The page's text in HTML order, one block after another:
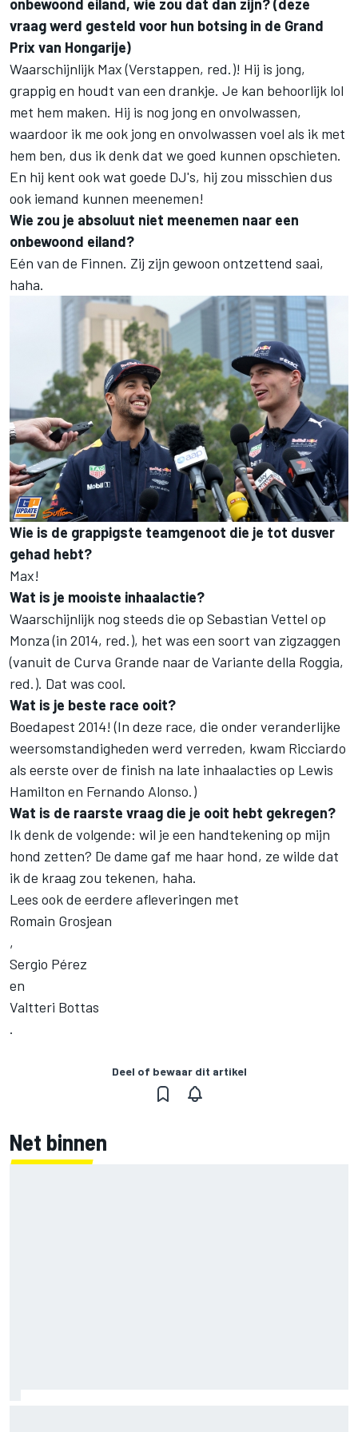
onbewoond eiland, wie zou dat dan zijn? (deze
vraag werd gesteld voor hun botsing in de Grand
Prix van Hongarije)
Waarschijnlijk Max (Verstappen, red.)! Hij is jong,
grappig en houdt van een drankje. Je kan behoorlijk lol
met hem maken. Hij is nog jong en onvolwassen,
waardoor ik me ook jong en onvolwassen voel als ik met
hem ben, dus ik denk dat we goed kunnen opschieten.
En hij kent ook wat goede DJ's, hij zou misschien dus
ook iemand kunnen meenemen!
Wie zou je absoluut niet meenemen naar een
onbewoond eiland?
Eén van de Finnen. Zij zijn gewoon ontzettend saai,
haha.
Wie is de grappigste teamgenoot die je tot dusver
gehad hebt?
Max!
Wat is je mooiste inhaalactie?
Waarschijnlijk nog steeds die op Sebastian Vettel op
Monza (in 2014, red.), het was een soort van zigzaggen
(vanuit de Curva Grande naar de Variante della Roggia,
red.). Dat was cool.
Wat is je beste race ooit?
Boedapest 2014! (In deze race, die onder veranderlijke
weersomstandigheden werd verreden, kwam Ricciardo
als eerste over de finish na late inhaalacties op Lewis
Hamilton en Fernando Alonso.)
Wat is de raarste vraag die je ooit hebt gekregen?
Ik denk de volgende: wil je een handtekening op mijn
hond zetten? De dame gaf me haar hond, ze wilde dat
ik de kraag zou tekenen, haha.
Lees ook de eerdere afleveringen met
Romain Grosjean
,
Sergio Pérez
en
Valtteri Bottas
.
Deel of bewaar dit artikel
Net binnen